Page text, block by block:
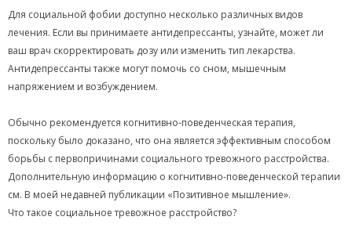
Для социальной фобии доступно несколько различных видов
лечения. Если вы принимаете антидепрессанты, узнайте, может ли
ваш врач скорректировать дозу или изменить тип лекарства.
Антидепрессанты также могут помочь со сном, мышечным
напряжением и возбуждением.
Обычно рекомендуется когнитивно-поведенческая терапия,
поскольку было доказано, что она является эффективным способом
борьбы с первопричинами социального тревожного расстройства.
Дополнительную информацию о когнитивно-поведенческой терапии
см. В моей недавней публикации «Позитивное мышление».
Что такое социальное тревожное расстройство?